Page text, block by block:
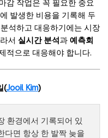
감 작업은 꼭 필요한 중요
발생한 비용을 기록해 두
석하고 대응하기에는 시장
서 실시간 분석과 예측회
적으로 대응해야 합니다.
(Jooil Kim)
환경에서 기록되어 있
다면 항상 한 발짝 늦을